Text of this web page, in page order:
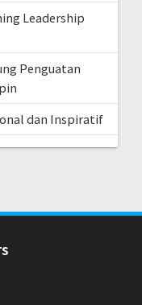
Leadership
Penguatan
dan Inspiratif